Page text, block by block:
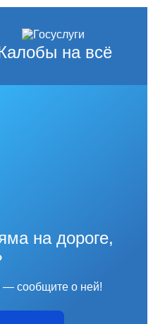
на всё
на дороге,
— сообщите о ней!